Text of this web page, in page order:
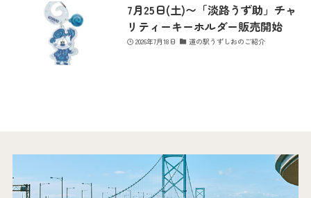
お問い合わせ
7月25日(土)〜「淡路うず助」チャ
リティーキーホルダー販売開始
2026年7月18日 道の駅うずしおのご紹介